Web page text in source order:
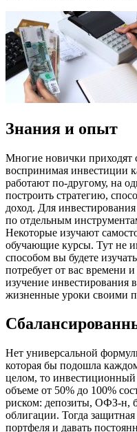
Знания и опыт
Многие новички приходят
воспринимая инвестиции
работают по-другому, на
построить стратегию,
доход. Для
по отдельным
Некоторые изучают
обучающие курсы. Тут не
способом вы будете
потребует от вас времени
изучение инвестирования
жизненные уроки своими
Нет универсальной
которая бы подошла
целом, то
объеме от 50% до 100%
риском: депозиты, ОФЗ-н,
облигации. Тогда защитная
портфеля и давать